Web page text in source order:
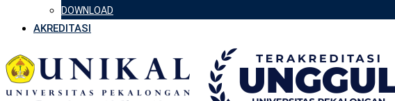
DOWNLOAD
AKREDITASI